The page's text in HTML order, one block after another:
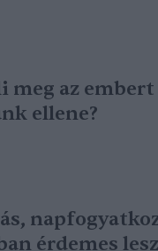
az embert
ellene?
érdemes